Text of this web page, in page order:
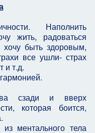
Наполнить
жить, радоваться
быть здоровым,
все ушли- страх
и т.д.
сзади и вверх
которая боится,
из ментального тела